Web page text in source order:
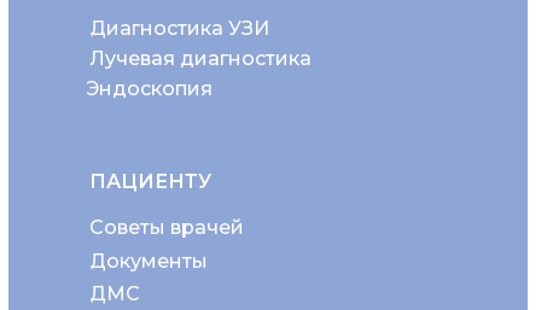
Диагностика УЗИ
Эндоскопия
Лучевая диагностика
ПАЦИЕНТУ
Советы врачей
Документы
ДМС